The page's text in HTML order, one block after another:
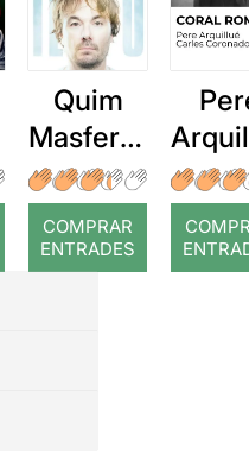
Quim
Masferre
r: Temps
COMPRAR
ENTRADES
: